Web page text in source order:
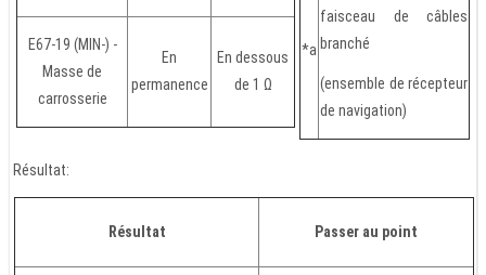
E67-19 (MIN-) -
Masse de
carrosserie
En
permanence
En dessous
de 1 Ω
*a
faisceau de câbles
branché
(ensemble de récepteur
de navigation)
Résultat:
Résultat Passer au point